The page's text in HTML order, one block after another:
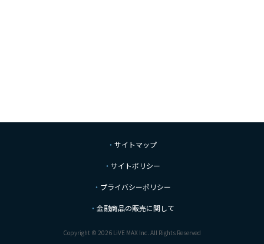
サイトマップ
サイトポリシー
プライバシーポリシー
金融商品の販売に関して
Copyright © 2026 LiVE MAX Inc. All Rights Reserved